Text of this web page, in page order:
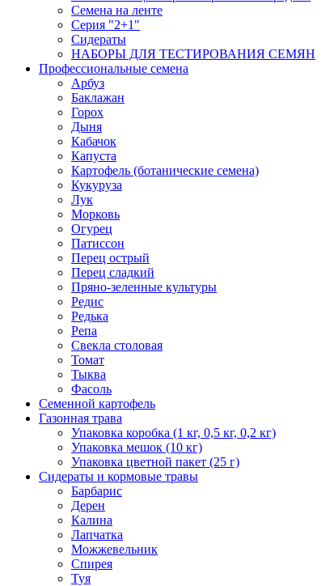
Семена на ленте
Серия "2+1"
Сидераты
НАБОРЫ ДЛЯ ТЕСТИРОВАНИЯ СЕМЯН
Профессиональные семена
Арбуз
Баклажан
Горох
Дыня
Кабачок
Капуста
Картофель (ботанические семена)
Кукуруза
Лук
Морковь
Огурец
Патиссон
Перец острый
Перец сладкий
Пряно-зеленные культуры
Редис
Редька
Репа
Свекла столовая
Томат
Тыква
Фасоль
Семенной картофель
Газонная трава
Упаковка коробка (1 кг, 0,5 кг, 0,2 кг)
Упаковка мешок (10 кг)
Упаковка цветной пакет (25 г)
Сидераты и кормовые травы
Барбарис
Дерен
Калина
Лапчатка
Можжевельник
Спирея
Туя